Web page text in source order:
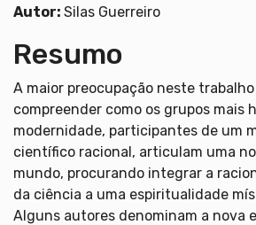
Autor: Silas Guerreiro
Resumo
A maior preocupação neste
compreender como os grupos mais
modernidade, participantes de um
científico racional, articulam uma
mundo, procurando integrar a
da ciência a uma espiritualidade
Alguns autores denominam a nova